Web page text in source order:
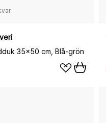
35x50 cm, Blå-grön